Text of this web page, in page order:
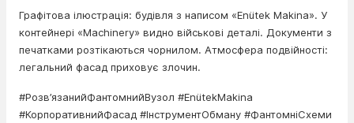
Графітова ілюстрація: будівля з написом «Enütek Makina». У
контейнері «Machinery» видно військові деталі. Документи з
печатками розтікаються чорнилом. Атмосфера подвійності:
легальний фасад приховує злочин.
#Розв’язанийФантомнийВузол #EnütekMakina
#КорпоративнийФасад #ІнструментОбману #ФантомніСхеми